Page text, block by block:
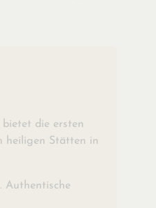
die ersten
heiligen Stätten in
Authentische